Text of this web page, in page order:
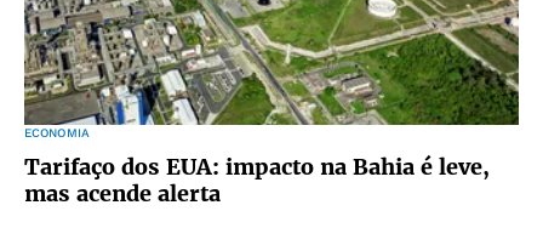
ECONOMIA
Tarifaço dos EUA: impacto na Bahia é leve,
mas acende alerta